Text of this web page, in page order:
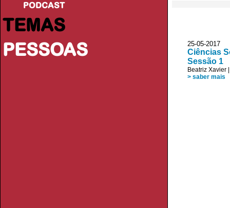
PODCAST
TEMAS
PESSOAS
25-05-
Ciências
Sessão 1
Beatriz Xavier
> saber mais